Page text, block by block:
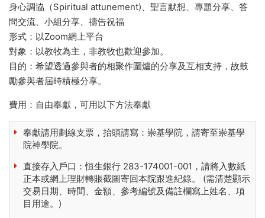
身心調協（Spiritual attunement)、聖言默想、專題分享、答
問交流、小組分享、禱告祝福
形式：以Zoom網上平台
對象：以教牧為主，非教牧也歡迎參加。
目的：希望透過參與者的相聚作圍爐的分享及互相支持，故鼓
勵參與者屆時積極分享。
費用：自由奉獻，可用以下方法奉獻
奉獻請用劃線支票，抬頭請寫：崇基學院，請寄至崇基學
院神學院。
直接存入戶口：恒生銀行 283-174001-001，請將入數紙
正本或網上理財轉賬截圖寄回本院跟進紀錄。 (需清楚顯示
交易日期、時間、金額、參考編號及備註欄寫上姓名、項
目用途。)